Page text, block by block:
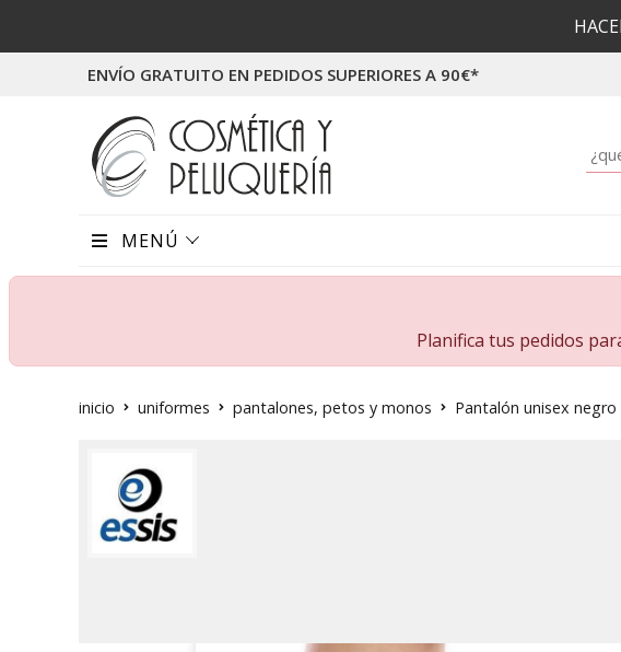
ENVÍO GRATUITO EN PEDIDOS SUPERIORES A 90€*
MENÚ
Planifica tus pedidos
inicio uniformes pantalones, petos y monos Pantalón unisex